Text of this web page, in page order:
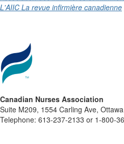
L'AIIC La revue infirmière canadienne
Canadian Nurses Association
Suite M209, 1554 Carling Ave,
Telephone: 613-237-2133 or 1-800-